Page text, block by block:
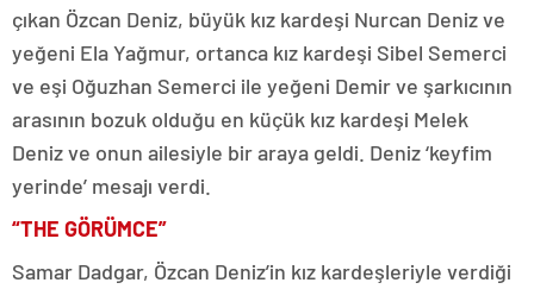
çıkan Özcan Deniz, büyük kız kardeşi Nurcan Deniz ve
yeğeni Ela Yağmur, ortanca kız kardeşi Sibel Semerci
ve eşi Oğuzhan Semerci ile yeğeni Demir ve şarkıcının
arasının bozuk olduğu en küçük kız kardeşi Melek
Deniz ve onun ailesiyle bir araya geldi. Deniz ‘keyfim
yerinde’ mesajı verdi.
“THE GÖRÜMCE”
Samar Dadgar, Özcan Deniz’in kız kardeşleriyle verdiği